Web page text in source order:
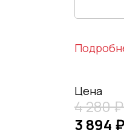
Цена
4 280
3 894